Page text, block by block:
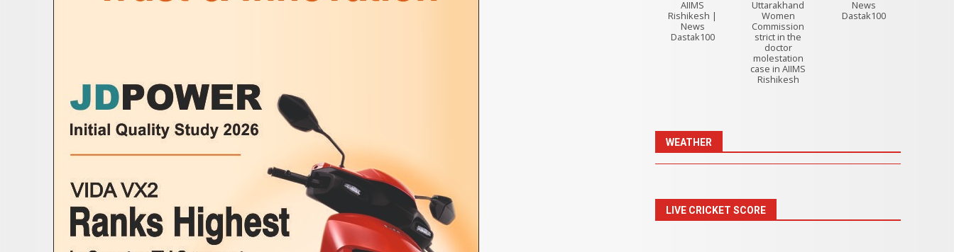
AIIMS
Rishikesh |
News
Dastak100
Uttarakhand
Women
Commission
strict in the
doctor
molestation
case in AIIMS
Rishikesh
News
Dastak100
WEATHER
LIVE CRICKET SCORE